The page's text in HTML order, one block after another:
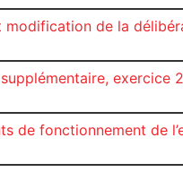
de la
exercice
de fonctionnement de